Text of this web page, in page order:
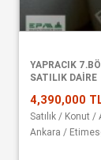
YAPRACIK
SATILIK DAİRE
4,390,000
Satılık / Konut
Ankara /